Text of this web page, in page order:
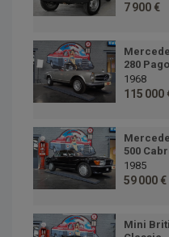
7 900 €
280
1968
115 000
500
1985
59 000 €
Mini